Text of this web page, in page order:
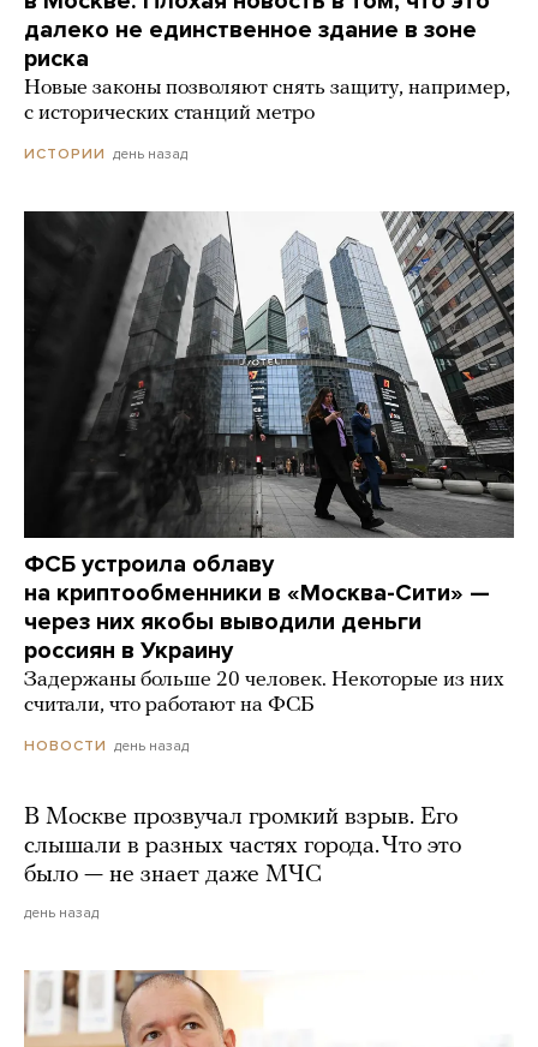
далеко не единственное здание в зоне
риска
Новые законы позволяют снять защиту, например,
с исторических станций метро
ИСТОРИИ день назад
ФСБ устроила облаву
на криптообменники в «Москва-Сити» —
через них якобы выводили деньги
россиян в Украину
Задержаны больше 20 человек. Некоторые из них
считали, что работают на ФСБ
НОВОСТИ день назад
В Москве прозвучал громкий взрыв. Его
слышали в разных частях города. Что это
было — не знает даже МЧС
день назад